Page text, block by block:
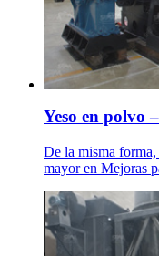
Yeso en polvo
De la misma
mayor en Mejoras